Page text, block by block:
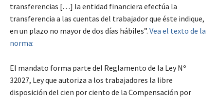
transferencias […] la entidad financiera efectúa la
transferencia a las cuentas del trabajador que éste indique,
en un plazo no mayor de dos días hábiles”. Vea el texto de la
norma:
El mandato forma parte del Reglamento de la Ley Nº
32027, Ley que autoriza a los trabajadores la libre
disposición del cien por ciento de la Compensación por